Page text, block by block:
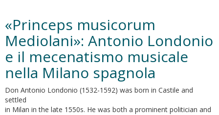
Milano
Roma.
una
riflessione
geoculturale
«Princeps musicorum
Mediolani»: Antonio Londonio
e il mecenatismo musicale
nella Milano spagnola
Don Antonio Londonio (1532-1592) was born in Castile and
settled
in Milan in the late 1550s. He was both a prominent politician and